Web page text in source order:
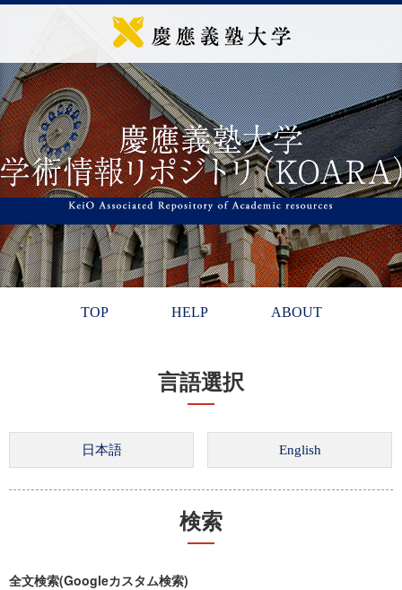
TOP HELP ABOUT
言語選択
検索
全文検索(Googleカスタム検索)